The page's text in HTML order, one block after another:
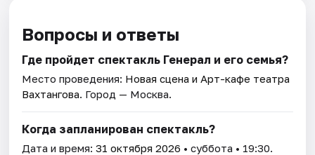
Вопросы и ответы
Где пройдет спектакль Генерал и его семья?
Место проведения: Новая сцена и Арт-кафе театра
Вахтангова. Город — Москва.
Когда запланирован спектакль?
Дата и время:31 октября 2026 • суббота • 19:30.